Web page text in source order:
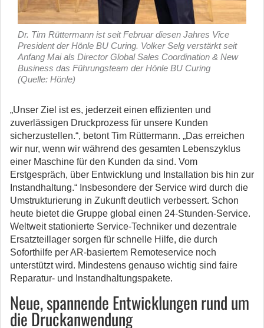
Dr. Tim Rüttermann ist seit Februar diesen Jahres Vice
President der Hönle BU Curing. Volker Selg verstärkt seit
Anfang Mai als Director Global Sales Coordination & New
Business das Führungsteam der Hönle BU Curing
(Quelle: Hönle)
„Unser Ziel ist es, jederzeit einen effizienten und
zuverlässigen Druckprozess für unsere Kunden
sicherzustellen.“, betont Tim Rüttermann. „Das erreichen
wir nur, wenn wir während des gesamten Lebenszyklus
einer Maschine für den Kunden da sind. Vom
Erstgespräch, über Entwicklung und Installation bis hin zur
Instandhaltung.“ Insbesondere der Service wird durch die
Umstrukturierung in Zukunft deutlich verbessert. Schon
heute bietet die Gruppe global einen 24-Stunden-Service.
Weltweit stationierte Service-Techniker und dezentrale
Ersatzteillager sorgen für schnelle Hilfe, die durch
Soforthilfe per AR-basiertem Remoteservice noch
unterstützt wird. Mindestens genauso wichtig sind faire
Reparatur- und Instandhaltungspakete.
Neue, spannende Entwicklungen rund um
die Druckanwendung